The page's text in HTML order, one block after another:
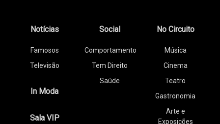
Notícias
Famosos
Televisão
In Moda
Sala VIP
Social
Comportamento
Tem Direito
Saúde
No Circuito
Música
Cinema
Teatro
Gastronomia
Arte e
Exposições